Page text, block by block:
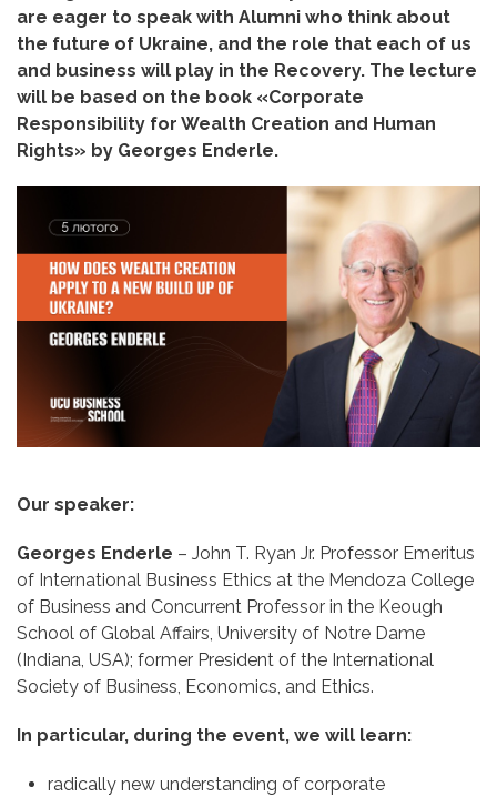
are eager to speak with Alumni who think about
the future of Ukraine, and the role that each of us
and business will play in the Recovery. The lecture
will be based on the book «Corporate
Responsibility for Wealth Creation and Human
Rights» by Georges Enderle.
Our speaker:
Georges Enderle – John T. Ryan Jr. Professor Emeritus
of International Business Ethics at the Mendoza College
of Business and Concurrent Professor in the Keough
School of Global Affairs, University of Notre Dame
(Indiana, USA); former President of the International
Society of Business, Economics, and Ethics.
In particular, during the event, we will learn:
radically new understanding of corporate